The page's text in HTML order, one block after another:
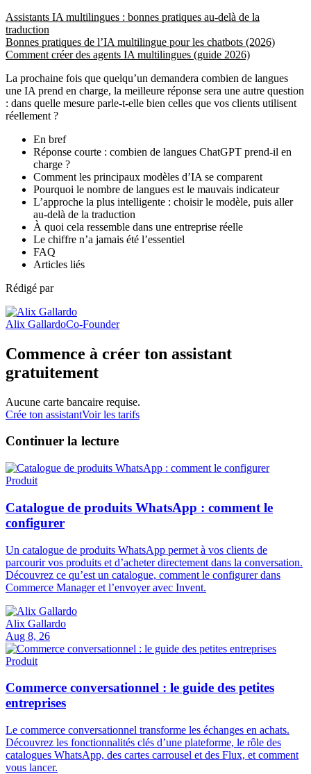
Assistants IA multilingues : bonnes pratiques au-delà de la
traduction
Bonnes pratiques de l’IA multilingue pour les chatbots (2026)
Comment créer des agents IA multilingues (guide 2026)
La prochaine fois que quelqu’un demandera combien de langues
une IA prend en charge, la meilleure réponse sera une autre question
: dans quelle mesure parle-t-elle bien celles que vos clients utilisent
réellement ?
En bref
Réponse courte : combien de langues ChatGPT prend-il en
charge ?
Comment les principaux modèles d’IA se comparent
Pourquoi le nombre de langues est le mauvais indicateur
L’approche la plus intelligente : choisir le modèle, puis aller
au-delà de la traduction
À quoi cela ressemble dans une entreprise réelle
Le chiffre n’a jamais été l’essentiel
FAQ
Articles liés
Rédigé par
Alix GallardoCo-Founder
Commence à créer ton assistant
gratuitement
Aucune carte bancaire requise.
Crée ton assistantVoir les tarifs
Continuer la lecture
Produit
Catalogue de produits WhatsApp : comment le
configurer
Un catalogue de produits WhatsApp permet à vos clients de
parcourir vos produits et d’acheter directement dans la conversation.
Découvrez ce qu’est un catalogue, comment le configurer dans
Commerce Manager et l’envoyer avec Invent.
Alix Gallardo
Aug 8, 26
Produit
Commerce conversationnel : le guide des petites
entreprises
Le commerce conversationnel transforme les échanges en achats.
Découvrez les fonctionnalités clés d’une plateforme, le rôle des
catalogues WhatsApp, des cartes carrousel et des Flux, et comment
vous lancer.